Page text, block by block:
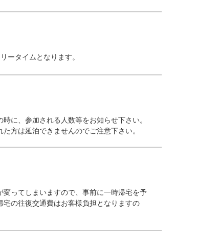
ータイムとなります。
に、参加される人数等をお知らせ下さい。
方は延泊できませんのでご注意下さい。
ってしまいますので、事前に一時帰宅を予
の往復交通費はお客様負担となりますの